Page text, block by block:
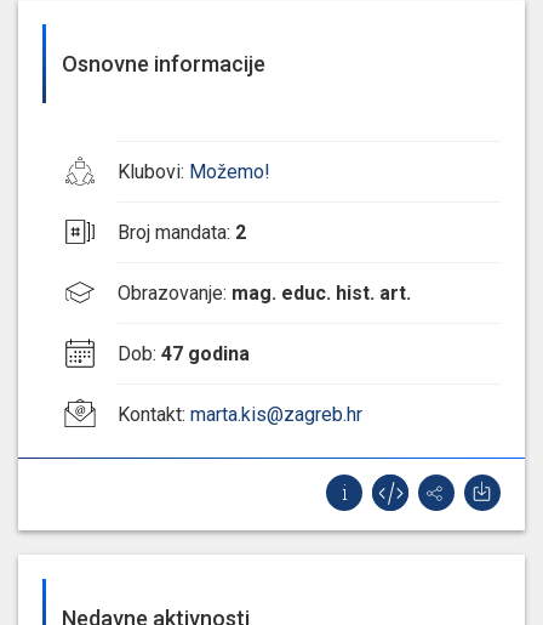
Osnovne informacije
Klubovi: Možemo!
Broj mandata: 2
Obrazovanje: mag. educ. hist. art.
Dob: 47 godina
Kontakt: marta.kis@zagreb.hr
Nedavne aktivnosti